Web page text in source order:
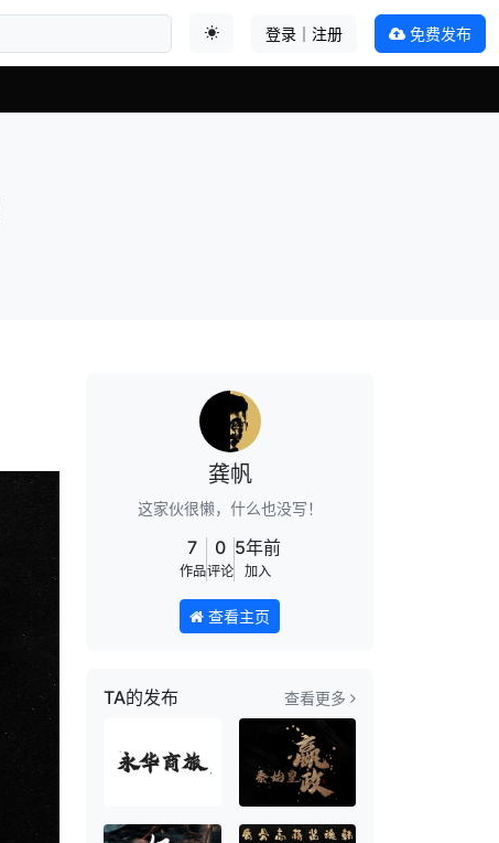
登录｜注册 免费发布
龚帆
这家伙很懒，什么也没写！
7
作品
0
评论
5年前
加入
查看主页
TA的发布 查看更多